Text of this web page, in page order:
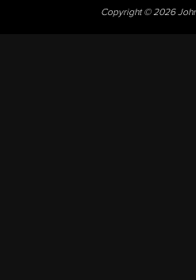
Copyright © 2026